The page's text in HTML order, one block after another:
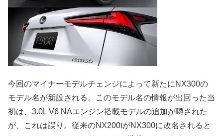
今回のマイナーモデルチェンジによって新たにNX300の
モデル名が新設される。このモデル名の情報が出回った当
初は、3.0L V6 NAエンジン搭載モデルの追加が噂された
が、これは誤り。従来のNX200tがNX300に改名されると